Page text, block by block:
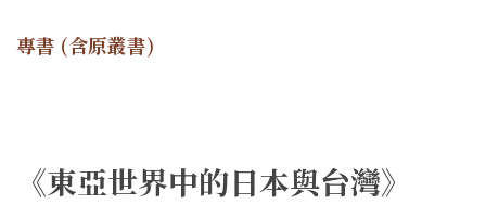
專書 (含原叢書)
《東亞世界中的日本與台灣》